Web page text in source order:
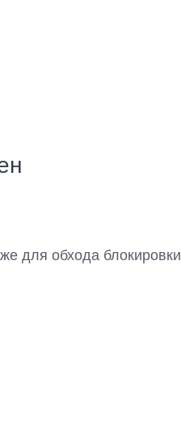
для обхода блокировки